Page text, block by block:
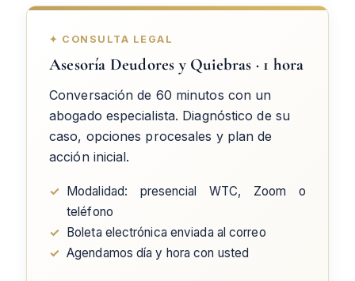
✦ CONSULTA LEGAL
Asesoría Deudores y Quiebras · 1 hora
Conversación de 60 minutos con un
abogado especialista. Diagnóstico de su
caso, opciones procesales y plan de
acción inicial.
✓ Modalidad: presencial WTC, Zoom o
teléfono
✓ Boleta electrónica enviada al correo
✓ Agendamos día y hora con usted